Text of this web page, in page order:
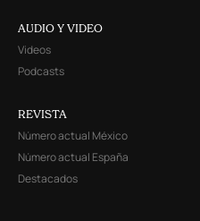
AUDIO Y VIDEO
Videos
Podcasts
REVISTA
Número actual México
Número actual España
Destacados